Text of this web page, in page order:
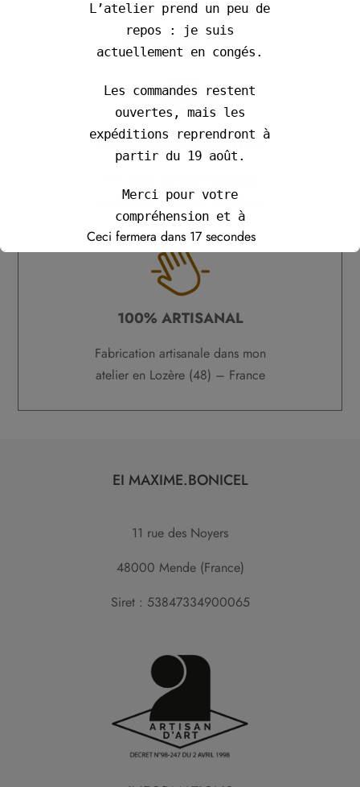
Carte bancaire via protocole SSL
(Secure Socket Layer)
LIVRAISON GRATUITE*
Livraison à domicile en option
100% ARTISANAL
Fabrication artisanale dans mon
atelier en Lozère (48) – France
EI MAXIME.BONICEL
11 rue des Noyers
48000 Mende (France)
Siret : 53847334900065
L’atelier prend un peu de
repos : je suis
actuellement en congés.
Les commandes restent
ouvertes, mais les
expéditions reprendront à
partir du 19 août.
Merci pour votre
compréhension et à
bientôt.
Cordialement,
Maxime
Ceci fermera dans 17secondes